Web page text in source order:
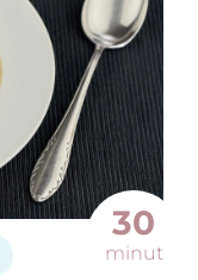
30
minut